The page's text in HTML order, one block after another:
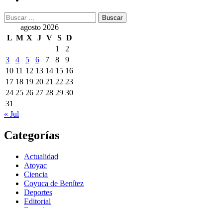
Buscar:
agosto 2026
L M X J V S D
1
2
3
4 5 6 7 8
9
10 11 12 13 14 15 16
17 18 19 20 21 22 23
24 25 26 27 28 29 30
31
« Jul
Categorías
Actualidad
Atoyac
Ciencia
Coyuca de Benítez
Deportes
Editorial